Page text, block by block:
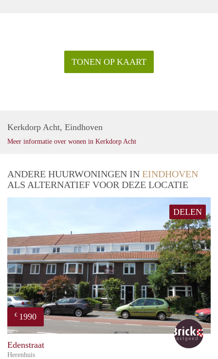
TONEN OP KAART
Kerkdorp Acht, Eindhoven
Meer informatie over wonen in Kerkdorp Acht
ANDERE HUURWONINGEN IN EINDHOVEN
ALS ALTERNATIEF VOOR DEZE LOCATIE
DELEN
€ 1990
Brick
Edenstraat
Herenhuis